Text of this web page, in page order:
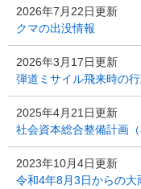
2026年7月22日更新
クマの出没情報
2026年3月17日更新
弾道ミサイル飛来時の
2025年4月21日更新
社会資本総合整備計画
2023年10月4日更新
令和4年8月3日からの大